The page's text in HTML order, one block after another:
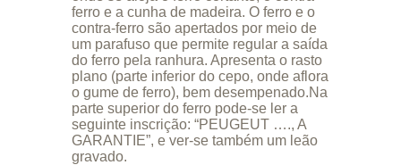
ferro e a cunha de madeira. O ferro e o
contra-ferro são apertados por meio de
um parafuso que permite regular a saída
do ferro pela ranhura. Apresenta o rasto
plano (parte inferior do cepo, onde aflora
o gume de ferro), bem desempenado.Na
parte superior do ferro pode-se ler a
seguinte inscrição: “PEUGEUT …., A
GARANTIE”, e ver-se também um leão
gravado.